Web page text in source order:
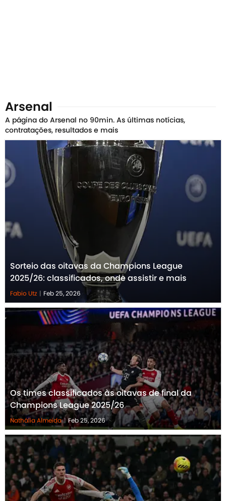
Arsenal
A página do Arsenal no 90min. As últimas notícias,
contratações, resultados e mais
Sorteio das oitavas da Champions League
2025/26: classificados, onde assistir e mais
Fabio Utz | Feb 25, 2026
Os times classificados às oitavas de final da
Champions League 2025/26
Nathália Almeida | Feb 25, 2026